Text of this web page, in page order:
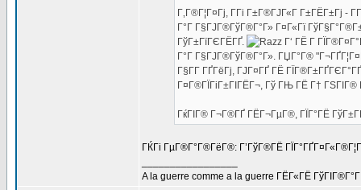
Г‚Г®Г¦Г¤Гј, Г­Гі Г±Г®ГЈГ«Г Г±ГЁГ±Гј
Г°Г Г§ГЈГ®ГўГ®Г°Г» Г¤Г«Гї
ГўГ±ГїГЄГЁГҐ.
Г‘ ГЁ Г
Г°Г Г§ГЈГ®ГўГ®Г°Г». ГЏГ°Г®
Г§Г­Г ГҐГёГј, ГЈГ¤ГҐ ГЁ
Г¤Г®ГЇГіГ±ГІГЁГ¬, Гў ГЊ ГЁ Г† ГЅГІГ®
ГќГІГ® Г¬Г®ГҐ ГЁГ¬ГµГ®, ГЇГ°ГЁ
ГЌГі ГµГ®Г°Г®ГёГ®: Г’ГўГ®ГЁ
A la guerre comme a la guerre ГЁГ«ГЁ